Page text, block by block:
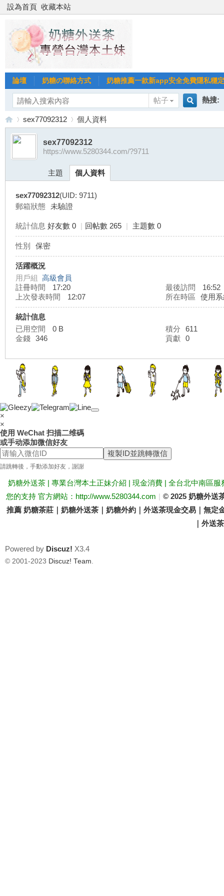
設為首頁 收藏本站
論壇 奶糖の聯絡方式 奶糖推薦一款新app安全免費隱私穩
帖子
熱搜:
台
外
送
茶
›
sex77092312 個人資料
sex77092312
https://www.5280344.com/?9711
主題 個人資料
sex77092312(UID: 9711)
郵箱狀態 未驗證
統計信息 好友數 0 | 回帖數 265 | 主題數 0
性別 保密
活躍概況
用戶組 高級會員
註冊時間
17:20 最後訪問
16:52
上次發表時間
12:07 所在時區 使用
統計信息
已用空間
0 B 積分
611
金錢 346 貢獻 0
×
×
使用 WeChat 扫描二维碼
或手动添加微信好友
複製ID並跳轉微信
請跳轉後，手動添加好友，謝謝
奶糖外送茶 | 專業台灣本土正妹介紹 | 現金消費 | 全台北中南區
您的支持 官方網站：http://www.5280344.com | © 2025 奶糖外送
推薦 奶糖茶莊｜奶糖外送茶｜奶糖外約｜外送茶現金交易｜無
｜外送
Powered by Discuz! X3.4
© 2001-2023 Discuz! Team.